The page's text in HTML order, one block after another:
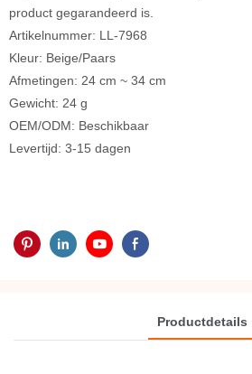
product gegarandeerd is.
Artikelnummer: LL-7968
Kleur: Beige/Paars
Afmetingen: 24 cm ~ 34 cm
Gewicht: 24 g
OEM/ODM: Beschikbaar
Levertijd: 3-15 dagen
Productdetails